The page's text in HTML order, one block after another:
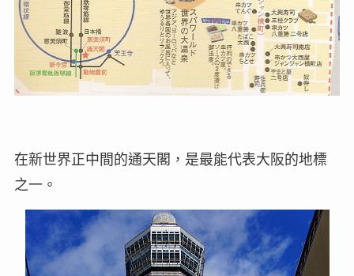
在新世界正中間的通天閣，是最能代表大阪的地標
之一。